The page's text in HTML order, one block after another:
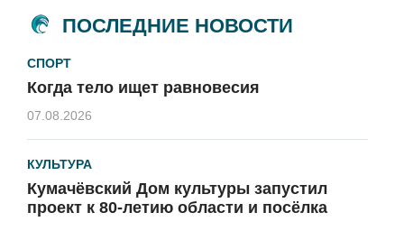
ПОСЛЕДНИЕ НОВОСТИ
СПОРТ
Когда тело ищет равновесия
07.08.2026
КУЛЬТУРА
Кумачёвский Дом культуры запустил
проект к 80-летию области и посёлка